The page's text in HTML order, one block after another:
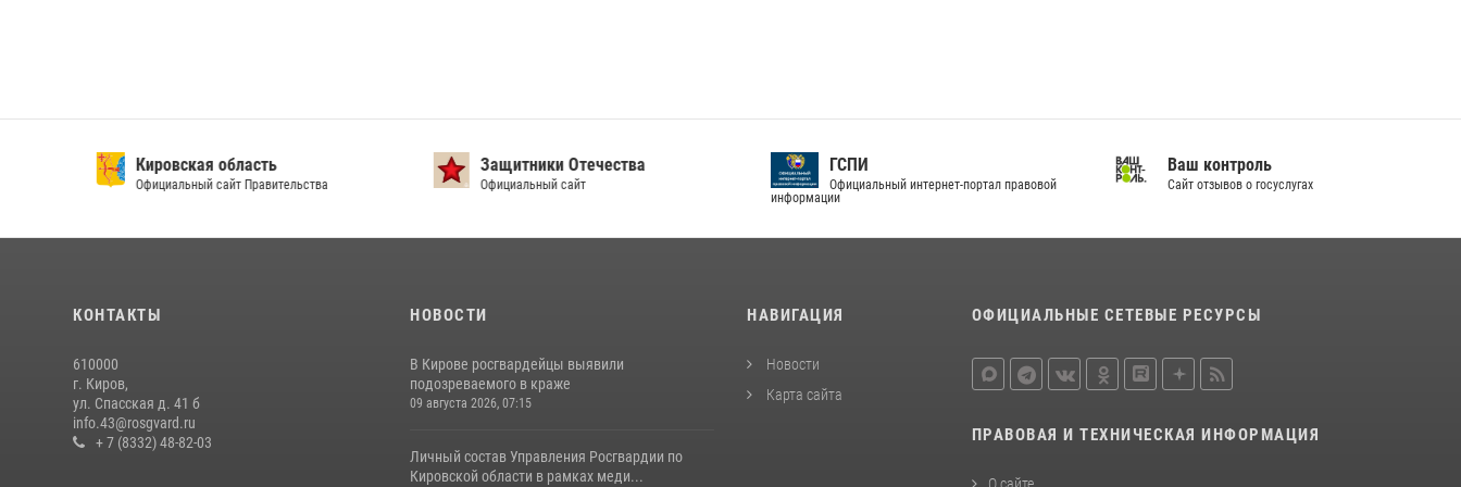
Кировская область
Официальный сайт Правительства
Защитники Отечества
Официальный сайт
ГСПИ
Официальный интернет-портал правовой
информации
Ваш контроль
Сайт отзывов о госуслугах
КОНТАКТЫ
610000
г. Киров,
ул. Спасская д. 41 б
info.43@rosgvard.ru
+ 7 (8332) 48-82-03
НОВОСТИ
В Кирове росгвардейцы выявили
подозреваемого в краже
09 августа 2026, 07:15
Личный состав Управления Росгвардии по
Кировской области в рамках меди...
НАВИГАЦИЯ
Новости
Карта сайта
ОФИЦИАЛЬНЫЕ СЕТЕВЫЕ РЕСУРСЫ
ПРАВОВАЯ И ТЕХНИЧЕСКАЯ ИНФОРМАЦИЯ